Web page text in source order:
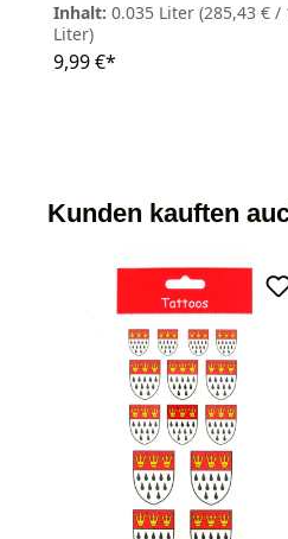
Inhalt: 0.035 Liter (285,43 € /
Liter)
9,99 €*
Kunden kauften